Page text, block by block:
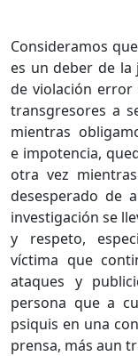
Consideramos
es un deber de
de violación error
transgresores a
mientras
e impotencia,
otra vez
desesperado de
investigación se
y respeto,
víctima que
ataques y
persona que a
psiquis en una
prensa, más aun